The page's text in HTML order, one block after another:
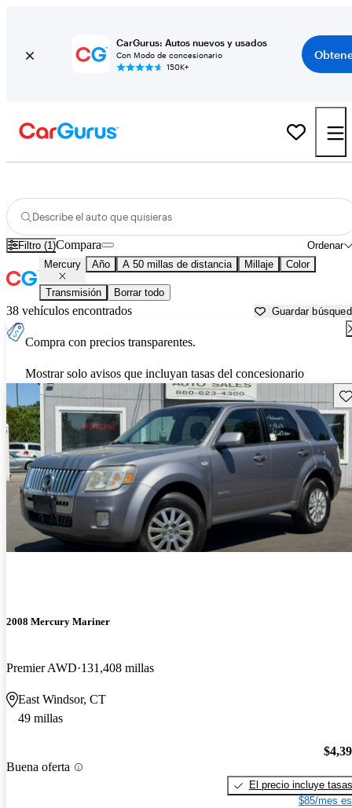
CarGurus: Autos nuevos y usados
Con Modo de concesionario
150K+
Describe el auto que quisieras
Filtro (1) Ordenar
Compara
Mercury Año A 50 millas de distancia Millaje Color
Transmisión Borrar todo
38 vehículos encontrados Guardar
Compra con precios transparentes.
Mostrar solo avisos que incluyan tasas del concesionario
2008 Mercury Mariner
Premier AWD 131,408 millas
East Windsor, CT
49 millas
Buena oferta
El precio incluye tasas
$85/mes